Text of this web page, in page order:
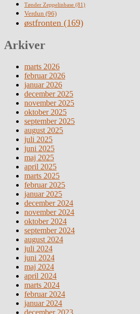
Tønder Zeppelinbase (81)
Verdun (96)
østfronten (169)
Arkiver
marts 2026
februar 2026
januar 2026
december 2025
november 2025
oktober 2025
september 2025
august 2025
juli 2025
juni 2025
maj 2025
april 2025
marts 2025
februar 2025
januar 2025
december 2024
november 2024
oktober 2024
september 2024
august 2024
juli 2024
juni 2024
maj 2024
april 2024
marts 2024
februar 2024
januar 2024
december 2023